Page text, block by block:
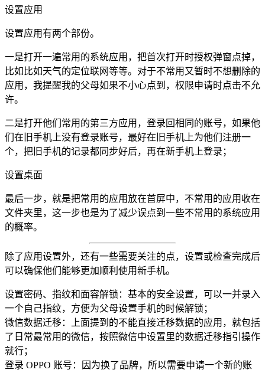
设置应用
设置应用有两个部份。
一是打开一遍常用的系统应用，把首次打开时授权弹窗点掉，
比如比如天气的定位联网等等。对于不常用又暂时不想删除的
应用，我提醒我的父母如果不小心点到，权限申请时点击不允
许。
二是打开他们常用的第三方应用，登录回相同的账号，如果他
们在旧手机上没有登录账号，最好在旧手机上为他们注册一
个，把旧手机的记录都同步好后，再在新手机上登录；
设置桌面
最后一步，就是把常用的应用放在首屏中，不常用的应用收在
文件夹里，这一步也是为了减少误点到一些不常用的系统应用
的概率。
除了应用设置外，还有一些需要关注的点，设置或检查完成后
可以确保他们能够更加顺利使用新手机。
设置密码、指纹和面容解锁：基本的安全设置，可以一并录入
一个自己指纹，方便为父母设置手机的时候解锁；
微信数据迁移：上面提到的不能直接迁移数据的应用，就包括
了日常最常用的微信，按照微信中设置里的数据迁移指引操作
就行；
登录 OPPO 账号：因为换了品牌，所以需要申请一个新的账